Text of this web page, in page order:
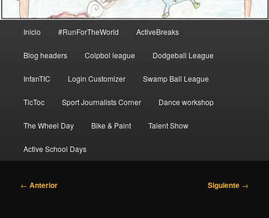
principal
Inicio #RunForTheWorld ActiveBreaks
Blog headers Colpbol league Dodgeball League
InfanTIC Login Customizer Swamp Ball League
TicToc Sport Journalists Corner Dance workshop
The Wheel Day Bike & Paint Talent Show
Active School Days
Navegación
← Anterior Siguiente →